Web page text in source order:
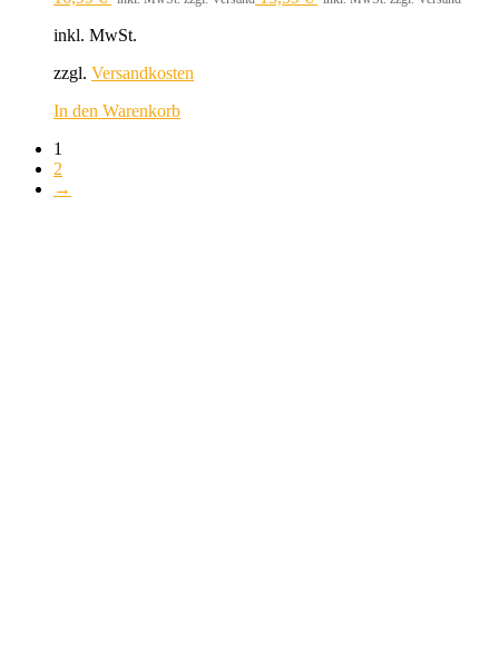
inkl. MwSt.
zzgl. Versandkosten
In den Warenkorb
1
2
→